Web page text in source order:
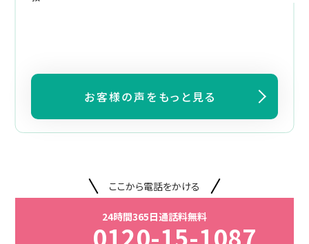
お客様の声をもっと見る
ここから電話をかける
24時間365日通話料無料
0120-15-1087